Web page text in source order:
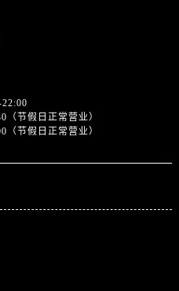
（节假日正常营业）
（节假日正常营业）